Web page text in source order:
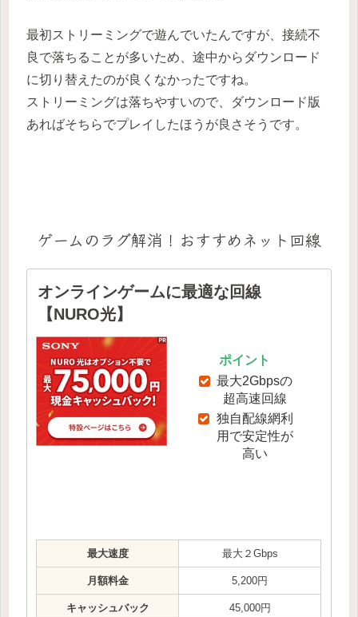
最初ストリーミングで遊んでいたんですが、接続不
良で落ちることが多いため、途中からダウンロード
に切り替えたのが良くなかったですね。
ストリーミングは落ちやすいので、ダウンロード版
あればそちらでプレイしたほうが良さそうです。
ゲームのラグ解消！おすすめネット回線
オンラインゲームに最適な回線
【NURO光】
ポイント
最大2Gbpsの
超高速回線
独自配線網利
用で安定性が
高い
最大速度 最大２Gbps
月額料金 5,200円
キャッシュバック 45,000円